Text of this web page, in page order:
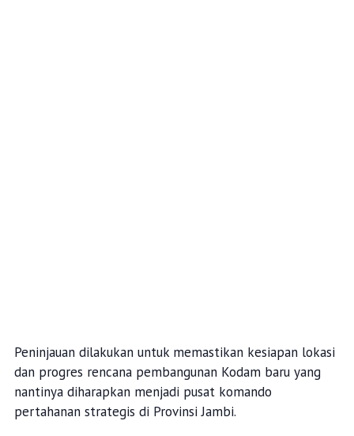
Peninjauan dilakukan untuk memastikan kesiapan lokasi
dan progres rencana pembangunan Kodam baru yang
nantinya diharapkan menjadi pusat komando
pertahanan strategis di Provinsi Jambi.